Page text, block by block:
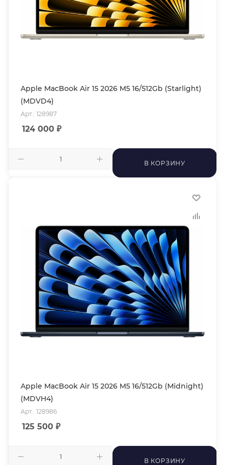
Apple MacBook Air 15 2026 M5 16/512Gb (Starlight)
(MDVD4)
Арт.: 128987
124 000 ₽
В КОРЗИНУ
Apple MacBook Air 15 2026 M5 16/512Gb (Midnight)
(MDVH4)
Арт.: 128986
125 500 ₽
В КОРЗИНУ